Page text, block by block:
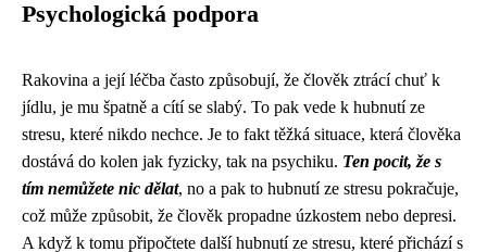
Psychologická podpora
Rakovina a její léčba často způsobují, že člověk ztrácí chuť k
jídlu, je mu špatně a cítí se slabý. To pak vede k hubnutí ze
stresu, které nikdo nechce. Je to fakt těžká situace, která člověka
dostává do kolen jak fyzicky, tak na psychiku. Ten pocit, že s
tím nemůžete nic dělat, no a pak to hubnutí ze stresu pokračuje,
což může způsobit, že člověk propadne úzkostem nebo depresi.
A když k tomu připočtete další hubnutí ze stresu, které přichází s